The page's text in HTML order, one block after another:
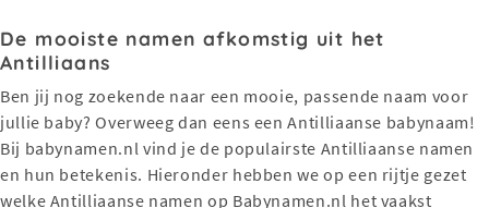
De mooiste namen afkomstig uit het
Antilliaans
Ben jij nog zoekende naar een mooie, passende naam voor
jullie baby? Overweeg dan eens een Antilliaanse babynaam!
Bij babynamen.nl vind je de populairste Antilliaanse namen
en hun betekenis. Hieronder hebben we op een rijtje gezet
welke Antilliaanse namen op Babynamen.nl het vaakst